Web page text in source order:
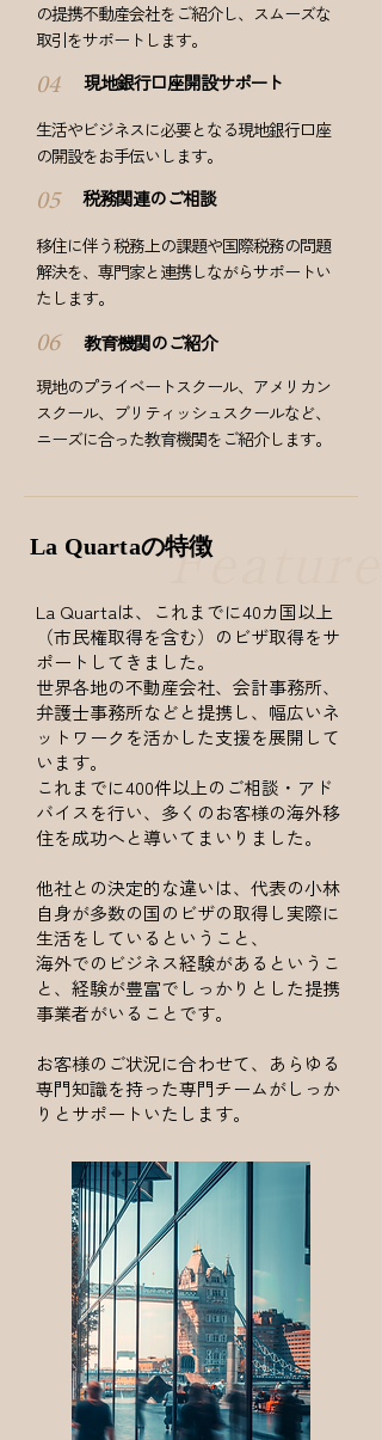
の提携不動産会社をご紹介し、スムーズな
取引をサポートします。
04 現地銀行口座開設サポート
生活やビジネスに必要となる現地銀行口座
の開設をお手伝いします。
05 税務関連のご相談
移住に伴う税務上の課題や国際税務の問題
解決を、専門家と連携しながらサポートい
たします。
06 教育機関のご紹介
現地のプライベートスクール、アメリカン
スクール、ブリティッシュスクールなど、
ニーズに合った教育機関をご紹介します。
Feature
La Quartaの特徴
La Quartaは、これまでに40カ国以上
（市民権取得を含む）のビザ取得をサ
ポートしてきました。
世界各地の不動産会社、会計事務所、
弁護士事務所などと提携し、幅広いネ
ットワークを活かした支援を展開して
います。
これまでに400件以上のご相談・アド
バイスを行い、多くのお客様の海外移
住を成功へと導いてまいりました。
他社との決定的な違いは、代表の小林
自身が多数の国のビザの取得し実際に
生活をしているということ、
海外でのビジネス経験があるというこ
と、経験が豊富でしっかりとした提携
事業者がいることです。
お客様のご状況に合わせて、あらゆる
専門知識を持った専門チームがしっか
りとサポートいたします。